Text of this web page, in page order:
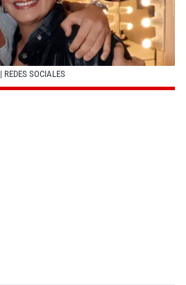
| REDES SOCIALES